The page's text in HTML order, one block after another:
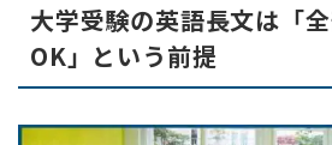
大学受験の英語長文は「
OK」という前提